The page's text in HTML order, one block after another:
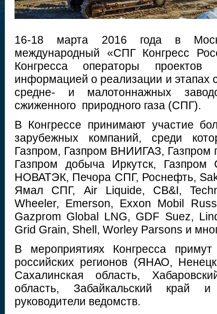
16-18 марта 2016 года в
международный «СПГ Конгресс
Конгресса операторы проектов
информацией о реализации и этапах
средне- и малотоннажных
сжиженного природного газа (СПГ).
В Конгрессе принимают участие
зарубежных компаний, среди
Газпром, Газпром ВНИИГАЗ, Газпром
Газпром добыча Иркутск, Газпром
НОВАТЭК, Печора СПГ, Роснефть,
Ямал СПГ, Air Liquide, CB&I,
Wheeler, Emerson, Exxon Mobil
Gazprom Global LNG, GDF Suez,
Grid Grain, Shell, Worley Parsons и
В мероприятиях Конгресса
российских регионов (ЯНАО,
Сахалинская область,
область, Забайкальский
руководители ведомств.